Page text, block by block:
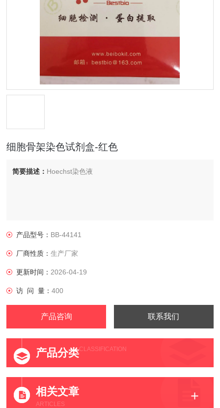
细胞骨架染色试剂盒-红色
简要描述： Hoechst染色液
产品型号： BB-44141
厂商性质：生产厂家
更新时间： 2026-04-19
访 问 量：400
产品咨询 联系我们
产品分类CLASSIFICATION
相关文章
ARTICLES